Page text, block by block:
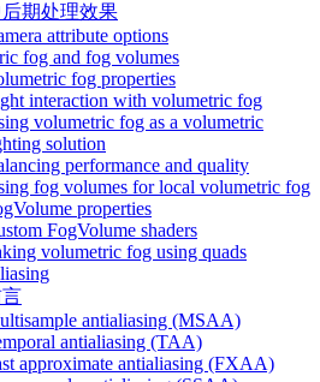
期处理效果
attribute options
fog and fog volumes
fog properties
interaction with volumetric fog
volumetric fog as a volumetric
solution
performance and quality
fog volumes for local volumetric fog
properties
FogVolume shaders
volumetric fog using quads
antialiasing (MSAA)
antialiasing (TAA)
approximate antialiasing (FXAA)